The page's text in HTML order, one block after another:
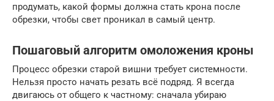
продумать, какой формы должна стать крона после
обрезки, чтобы свет проникал в самый центр.
Пошаговый алгоритм омоложения кроны
Процесс обрезки старой вишни требует системности.
Нельзя просто начать резать всё подряд. Я всегда
двигаюсь от общего к частному: сначала убираю